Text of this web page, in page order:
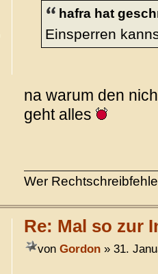
hafra hat
Einsperren
na warum den
geht alles
Wer
Re: Mal so zur
von Gordon» 31.